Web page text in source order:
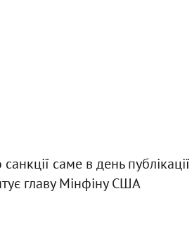
саме в день публікації
главу Мінфіну США